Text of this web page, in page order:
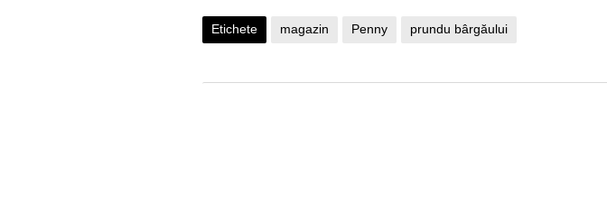
Etichete magazin Penny prundu bârgăului